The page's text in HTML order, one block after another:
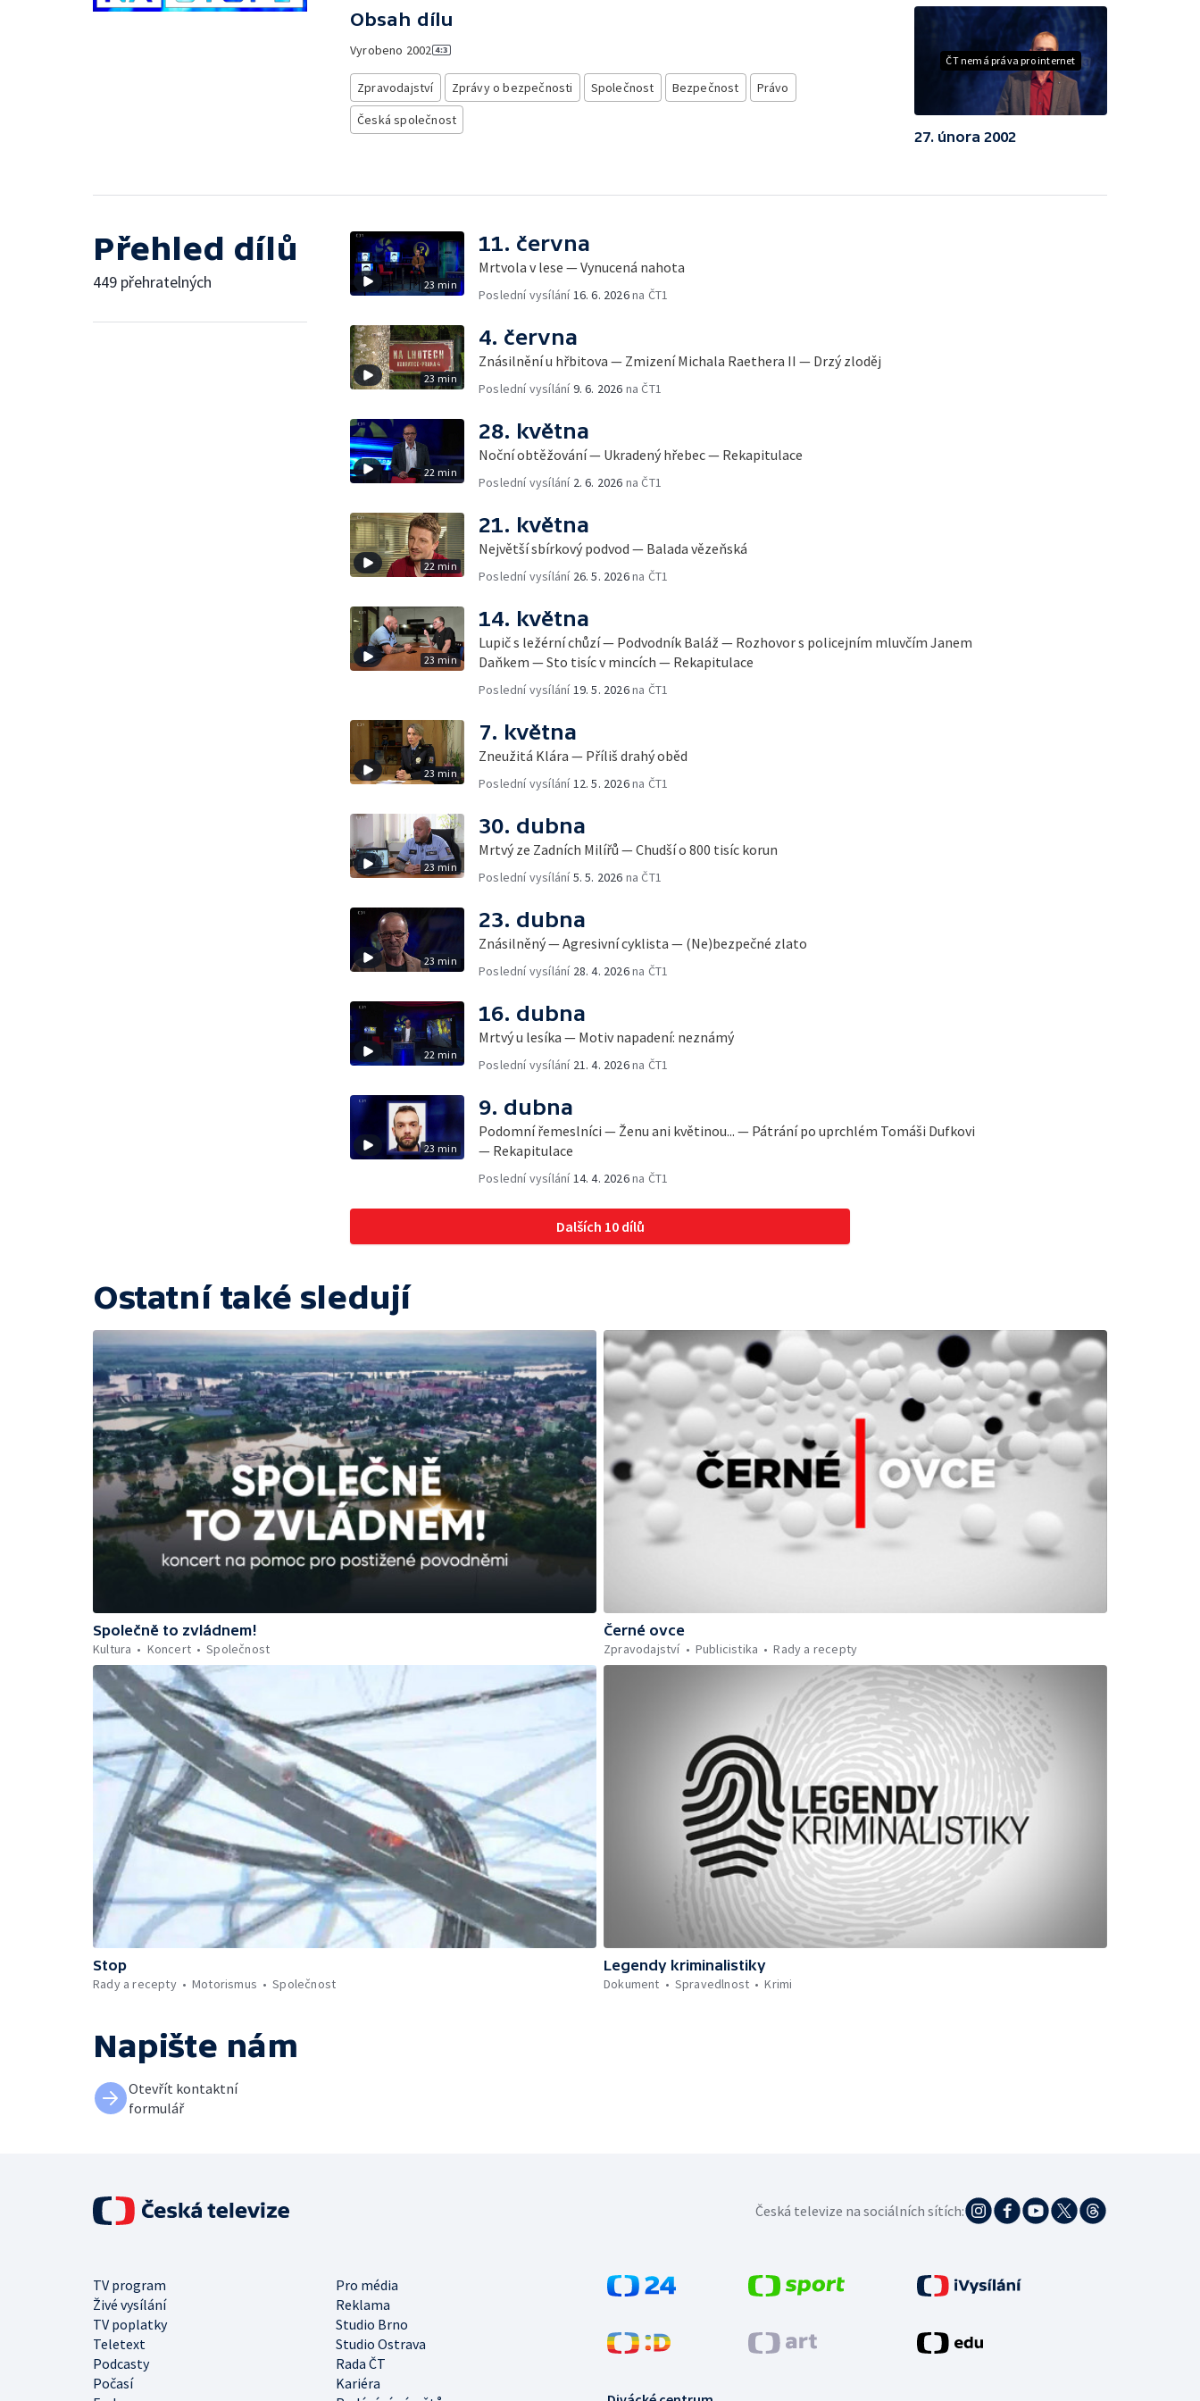
Obsah dílu
Vyrobeno 2002
Zpravodajství Zprávy o bezpečnosti Společnost Bezpečnost
Právo
Česká společnost
ČT nemá práva pro internet
27. února 2002
Přehled dílů
449 přehratelných 23 min
11. června
Mrtvola v lese — Vynucená nahota
Poslední vysílání 16. 6. 2026na ČT1
23 min
4. června
Znásilnění u hřbitova — Zmizení Michala Raethera II — Drzý zloděj
Poslední vysílání9. 6. 2026 na ČT1
22 min
28. května
Noční obtěžování — Ukradený hřebec — Rekapitulace
Poslední vysílání 2. 6. 2026 na ČT1
22 min
21. května
Největší sbírkový podvod — Balada vězeňská
Poslední vysílání 26. 5. 2026na ČT1
23 min
14. května
Lupič s ležérní chůzí — Podvodník Baláž — Rozhovor s policejním mluvčím Janem
Daňkem — Sto tisíc v mincích — Rekapitulace
Poslední vysílání 19. 5. 2026na ČT1
23 min
7. května
Zneužitá Klára — Příliš drahý oběd
Poslední vysílání 12. 5. 2026na ČT1
23 min
30. dubna
Mrtvý ze Zadních Milířů — Chudší o 800 tisíc korun
Poslední vysílání5. 5. 2026 na ČT1
23 min
23. dubna
Znásilněný — Agresivní cyklista — (Ne)bezpečné zlato
Poslední vysílání 28. 4. 2026na ČT1
22 min
16. dubna
Mrtvý u lesíka — Motiv napadení: neznámý
Poslední vysílání 21. 4. 2026na ČT1
23 min
9. dubna
Podomní řemeslníci — Ženu ani květinou... — Pátrání po uprchlém Tomáši Dufkovi
— Rekapitulace
Poslední vysílání 14. 4. 2026na ČT1
Dalších 10 dílů
Ostatní také sledují
Společně to zvládnem!
Kultura
Koncert Společnost
Černé ovce
Zpravodajství
Publicistika Rady a recepty
Stop
Rady a recepty
Motorismus Společnost
Legendy kriminalistiky
Dokument
Spravedlnost Krimi
Napište nám
Otevřít kontaktní
formulář
TV program
Pro média
Živé vysílání
Reklama
TV poplatky
Studio Brno
Teletext
Studio Ostrava
Podcasty
Rada ČT
Počasí
Kariéra
Česká televize na sociálních sítích: